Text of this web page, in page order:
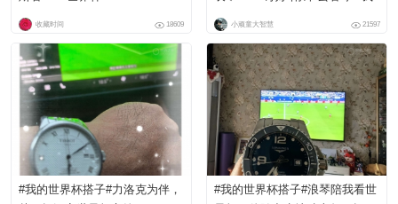
收藏时间 18609
的世界杯搭子#
小顽童大智慧 21597
#我的世界杯搭子#力洛克为伴，
#我的世界杯搭子#浪琴陪我看世